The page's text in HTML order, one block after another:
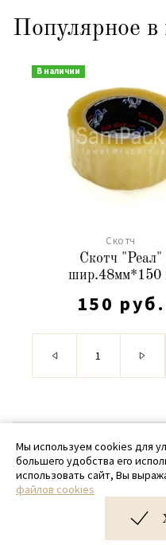
Популярное в
В наличии
Скотч
Скотч "Реал"
шир.48мм*150
150 руб.
© 2020 -
+ 7
Дизайн и
Мы используем cookies для
большего удобства его
использовать сайт, Вы
файлов cookies